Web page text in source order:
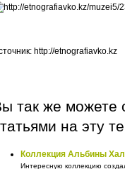
http://etnografiavko.kz
так же можете
на эту
Коллекция Альбины
Интересную коллекцию